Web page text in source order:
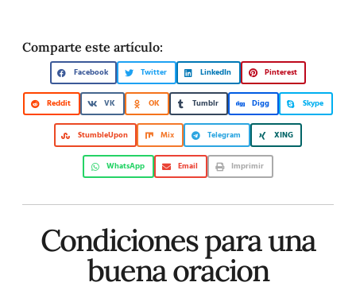
Comparte este artículo:
Facebook Twitter LinkedIn Pinterest
Reddit VK OK Tumblr Digg Skype
StumbleUpon Mix Telegram XING
WhatsApp Email Imprimir
Condiciones para una
buena oracion